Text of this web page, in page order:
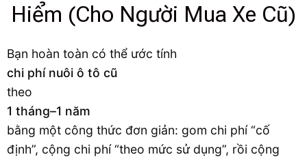
Hiểm (Cho Người Mua Xe Cũ)
Bạn hoàn toàn có thể ước tính
chi phí nuôi ô tô cũ
theo
1 tháng–1 năm
bằng một công thức đơn giản: gom chi phí “cố
định”, cộng chi phí “theo mức sử dụng”, rồi cộng